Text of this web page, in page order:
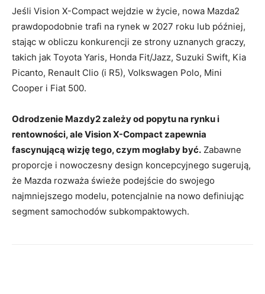
Jeśli Vision X-Compact wejdzie w życie, nowa Mazda2
prawdopodobnie trafi na rynek w 2027 roku lub później,
stając w obliczu konkurencji ze strony uznanych graczy,
takich jak Toyota Yaris, Honda Fit/Jazz, Suzuki Swift, Kia
Picanto, Renault Clio (i R5), Volkswagen Polo, Mini
Cooper i Fiat 500.
Odrodzenie Mazdy2 zależy od popytu na rynku i
rentowności, ale Vision X-Compact zapewnia
fascynującą wizję tego, czym mogłaby być. Zabawne
proporcje i nowoczesny design koncepcyjnego sugerują,
że Mazda rozważa świeże podejście do swojego
najmniejszego modelu, potencjalnie na nowo definiując
segment samochodów subkompaktowych.